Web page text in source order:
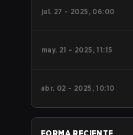
jul. 27 - 2025, 06:00
may. 21 - 2025, 11:15
abr. 02 - 2025, 10:10